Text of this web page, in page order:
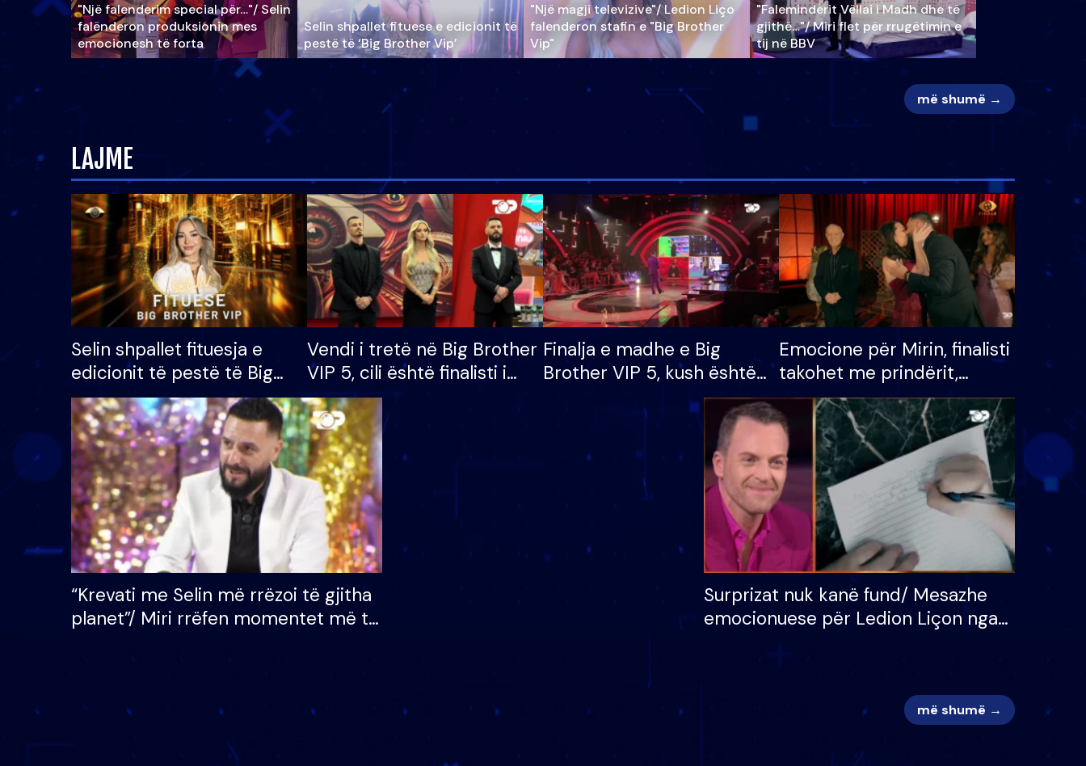
"Një falenderim special për…"/ Selin
falënderon produksionin mes
emocionesh të forta
Selin shpallet fituese e edicionit të
pestë të ‘Big Brother Vip’
"Një magji televizive"/ Ledion Liço
falenderon stafin e "Big Brother
Vip"
"Faleminderit Vëllai i Madh dhe të
gjithë…"/ Miri flet për rrugëtimin e
tij në BBV
më shumë →
LAJME
Selin shpallet fituesja e
edicionit të pestë të Big
Brother VIP, rrëmben
çmimin e madh prej 100
mijë eurosh
Vendi i tretë në Big Brother
VIP 5, cili është finalisti i
radhës që lë shtëpinë
Finalja e madhe e Big
Brother VIP 5, kush është
banori i parë që lë shtëpinë
dhe humb mundësinë për
të fituar çmimin e madh
Emocione për Mirin, finalisti
takohet me prindërit,
vajzën dhe bashkëshorten:
S’kemi ndonjë letër divorci
apo jo?
“Krevati me Selin më rrëzoi të gjitha
planet”/ Miri rrëfen momentet më të
mungojë zilja e mëngjesit kur…
Surprizat nuk kanë fund/ Mesazhe
emocionuese për Ledion Liçon nga
më shumë →